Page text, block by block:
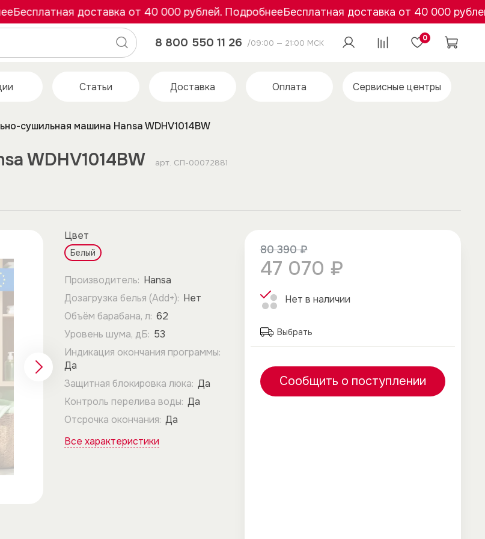
доставка от 40 000 рублей. ПодробнееБесплатная доставка от 40 000 рублей.
8 800 550 11 26 /09:00 — 21:00 МСК 0
Статьи Доставка Оплата Сервисные центры
сушильная машина Hansa WDHV1014BW
WDHV1014BW арт. СП-00072881
80 390 ₽
47 070 ₽
Нет в наличии
Выбрать
Сообщить о поступлении
Цвет
Белый
Производитель: Hansa
Дозагрузка белья (Add+): Нет
Объём барабана, л: 62
Уровень шума, дБ: 53
Индикация окончания программы:
Да
Защитная блокировка люка: Да
Контроль перелива воды: Да
Отсрочка окончания: Да
Все характеристики